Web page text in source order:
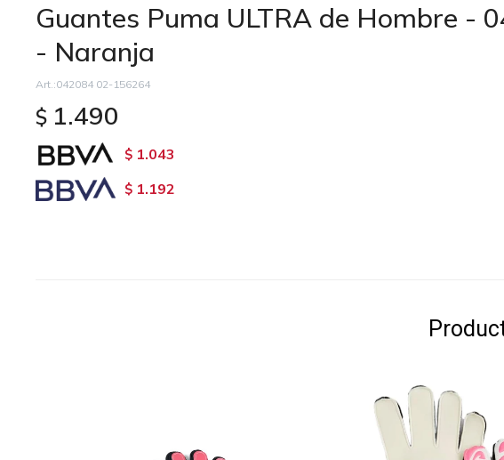
Guantes Puma ULTRA de Hombre -
- Naranja
042084 02-156264
$ 1.490
$ 1.043
$ 1.192